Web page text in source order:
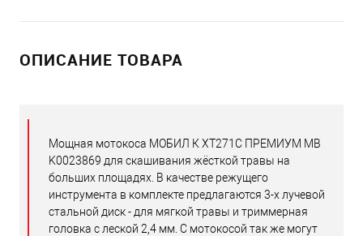
ОПИСАНИЕ ТОВАРА
Мощная мотокоса МОБИЛ К XT271C ПРЕМИУМ MB
K0023869 для скашивания жёсткой травы на
больших площадях. В качестве режущего
инструмента в комплекте предлагаются 3-х лучевой
стальной диск - для мягкой травы и триммерная
головка с леской 2,4 мм. С мотокосой так же могут